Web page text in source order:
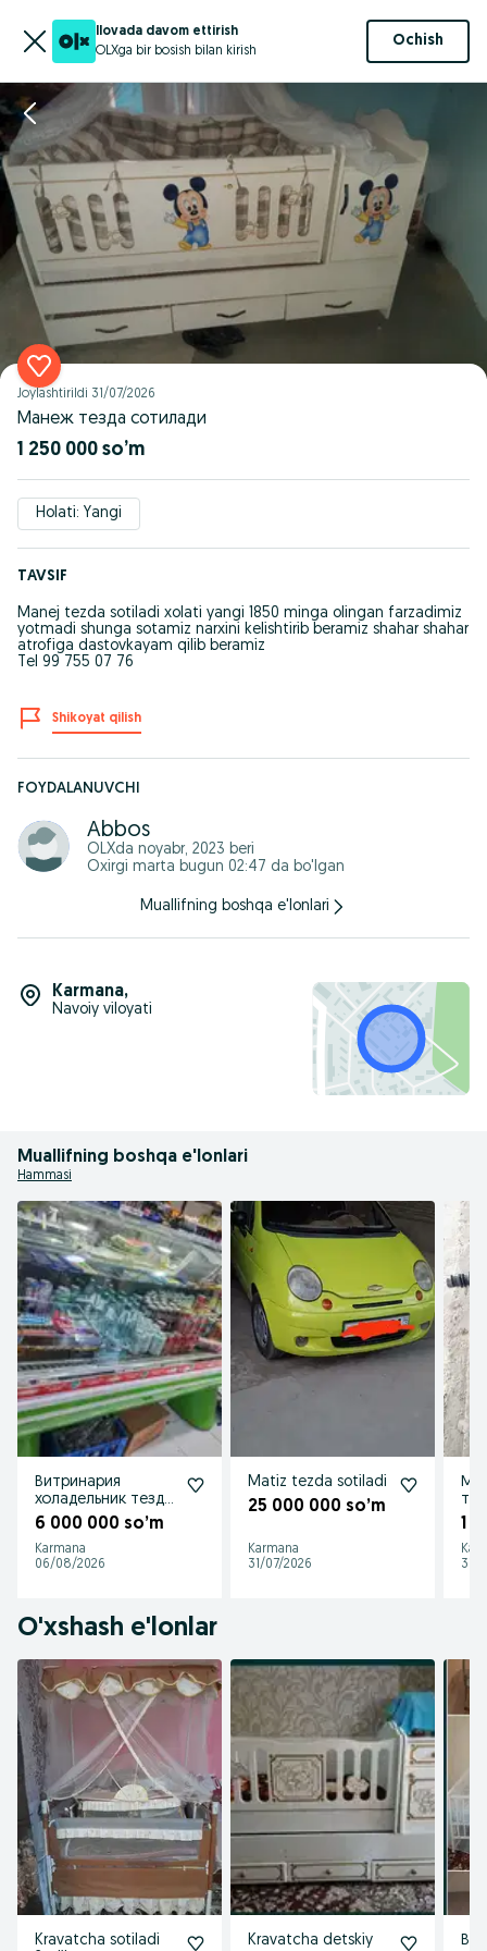
Ilovada davom ettirish
OLXga bir bosish bilan kirish
Ochish
Joylashtirildi 31/07/2026
Манеж тезда сотилади
1 250 000 so’m
Holati: Yangi
TAVSIF
Manej tezda sotiladi xolati yangi 1850 minga olingan farzadimiz
yotmadi shunga sotamiz narxini kelishtirib beramiz shahar shahar
atrofiga dastovkayam qilib beramiz
Tel 99 755 07 76
Shikoyat qilish
FOYDALANUVCHI
Abbos
OLXda noyabr, 2023 beri
Oxirgi marta bugun 02:47 da bo'lgan
Muallifning boshqa e'lonlari
Karmana,
Navoiy viloyati
Muallifning boshqa e'lonlari
Hammasi
Витринария
холадельник тезда
сотиладили
6 000 000 so’m
Karmana
06/08/2026
Matiz tezda sotiladi
25 000 000 so’m
Karmana
31/07/2026
1
31/
O'xshash e'lonlar
Kravatcha sotiladi
Kravatcha detskiy